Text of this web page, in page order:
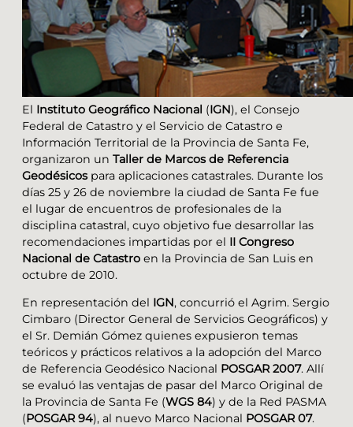
El Instituto Geográfico Nacional (IGN), el Consejo
Federal de Catastro y el Servicio de Catastro e
Información Territorial de la Provincia de Santa Fe,
organizaron un Taller de Marcos de Referencia
Geodésicospara aplicaciones catastrales. Durante los
días 25 y 26 de noviembre la ciudad de Santa Fe fue
el lugar de encuentros de profesionales de la
disciplina catastral, cuyo objetivo fue desarrollar las
recomendaciones impartidas por el II Congreso
Nacional de Catastro en la Provincia de San Luis en
octubre de 2010.
En representación del IGN, concurrió el Agrim. Sergio
Cimbaro (Director General de Servicios Geográficos) y
el Sr. Demián Gómez quienes expusieron temas
teóricos y prácticos relativos a la adopción del Marco
de Referencia Geodésico Nacional POSGAR 2007. Allí
se evaluó las ventajas de pasar del Marco Original de
la Provincia de Santa Fe (WGS 84) y de la Red PASMA
(POSGAR 94), al nuevo Marco Nacional POSGAR 07.